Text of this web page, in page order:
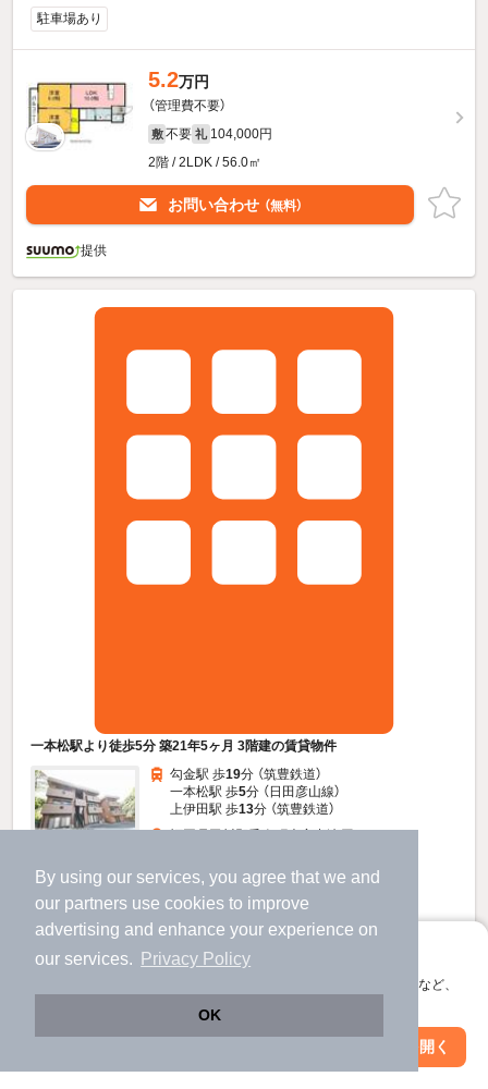
By using our services, you agree that we and
our partners use cookies to improve
advertising and enhance your experience on
our services.
Privacy Policy
OK
アプリに切り替えて、サクサクお部屋探し
会員登録なしですぐ使える。マップ検索やお気に入り保存など、
アプリを開く
駐車場あり
5.2万円
（管理費不要）
敷 不要 礼 104,000円
2階 / 2LDK / 56.0㎡
お問い合わせ （無料）
提供
一本松駅より徒歩5分 築21年5ヶ月 3階建の賃貸物件
勾金駅 歩19分 （筑豊鉄道）
一本松駅 歩5分 （日田彦山線）
上伊田駅 歩13分 （筑豊鉄道）
4.8万円
礼 48,000円
2階 / 2DK / 46.0㎡
絞り込み条件を変更